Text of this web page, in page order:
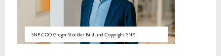
SNP-COO Gregor Stöckler. Bild und Copyright: SNP.